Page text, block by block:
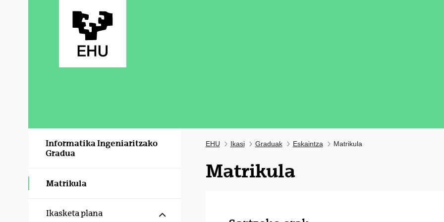
Informatika Ingeniaritzako
Gradua
Matrikula
Ikasketa plana Erakutsi/izkutatu azpiorriak
EHU Ikasi Graduak Eskaintza Matrikula
Matrikula